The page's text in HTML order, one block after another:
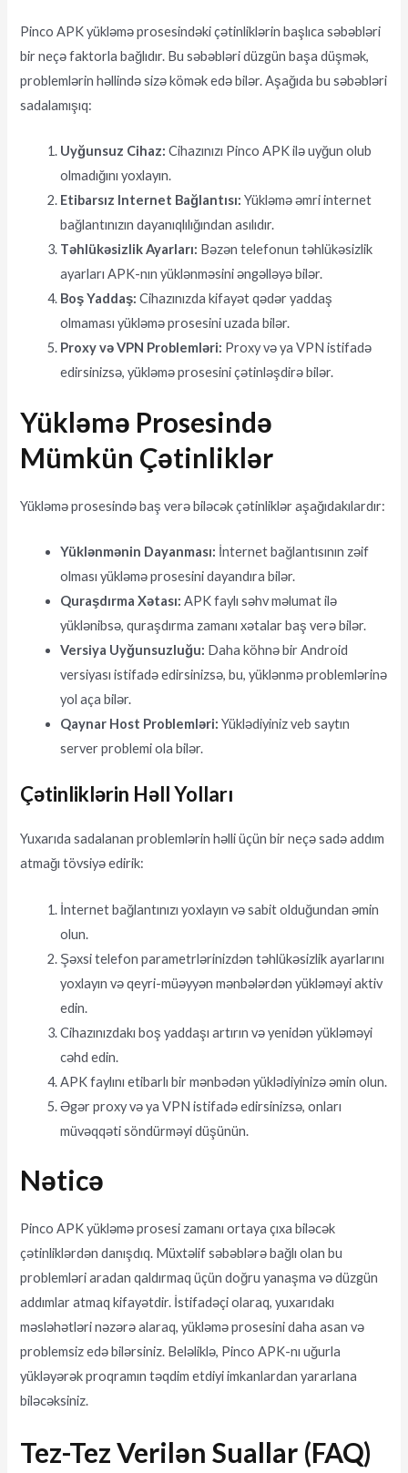
Pinco APK yükləmə prosesindəki çətinliklərin başlıca səbəbləri
bir neçə faktorla bağlıdır. Bu səbəbləri düzgün başa düşmək,
problemlərin həllində sizə kömək edə bilər. Aşağıda bu səbəbləri
sadalamışıq:
Uyğunsuz Cihaz: Cihazınızı Pinco APK ilə uyğun olub
olmadığını yoxlayın.
Etibarsız Internet Bağlantısı: Yükləmə əmri internet
bağlantınızın dayanıqlılığından asılıdır.
Təhlükəsizlik Ayarları: Bəzən telefonun təhlükəsizlik
ayarları APK-nın yüklənməsini əngəlləyə bilər.
Boş Yaddaş: Cihazınızda kifayət qədər yaddaş
olmaması yükləmə prosesini uzada bilər.
Proxy və VPN Problemləri: Proxy və ya VPN istifadə
edirsinizsə, yükləmə prosesini çətinləşdirə bilər.
Yükləmə Prosesində
Mümkün Çətinliklər
Yükləmə prosesində baş verə biləcək çətinliklər aşağıdakılardır:
Yüklənmənin Dayanması: İnternet bağlantısının zəif
olması yükləmə prosesini dayandıra bilər.
Quraşdırma Xətası: APK faylı səhv məlumat ilə
yüklənibsə, quraşdırma zamanı xətalar baş verə bilər.
Versiya Uyğunsuzluğu: Daha köhnə bir Android
versiyası istifadə edirsinizsə, bu, yüklənmə problemlərinə
yol aça bilər.
Qaynar Host Problemləri: Yüklədiyiniz veb saytın
server problemi ola bilər.
Çətinliklərin Həll Yolları
Yuxarıda sadalanan problemlərin həlli üçün bir neçə sadə addım
atmağı tövsiyə edirik:
İnternet bağlantınızı yoxlayın və sabit olduğundan əmin
olun.
Şəxsi telefon parametrlərinizdən təhlükəsizlik ayarlarını
yoxlayın və qeyri-müəyyən mənbələrdən yükləməyi aktiv
edin.
Cihazınızdakı boş yaddaşı artırın və yenidən yükləməyi
cəhd edin.
APK faylını etibarlı bir mənbədən yüklədiyinizə əmin olun.
Əgər proxy və ya VPN istifadə edirsinizsə, onları
müvəqqəti söndürməyi düşünün.
Nəticə
Pinco APK yükləmə prosesi zamanı ortaya çıxa biləcək
çətinliklərdən danışdıq. Müxtəlif səbəblərə bağlı olan bu
problemləri aradan qaldırmaq üçün doğru yanaşma və düzgün
addımlar atmaq kifayətdir. İstifadəçi olaraq, yuxarıdakı
məsləhətləri nəzərə alaraq, yükləmə prosesini daha asan və
problemsiz edə bilərsiniz. Beləliklə, Pinco APK-nı uğurla
yükləyərək proqramın təqdim etdiyi imkanlardan yararlana
biləcəksiniz.
Tez-Tez Verilən Suallar (FAQ)